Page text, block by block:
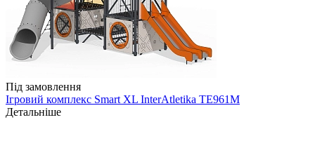
Під замовлення
Ігровий комплекс Smart XL InterAtletika TE961M
Детальніше